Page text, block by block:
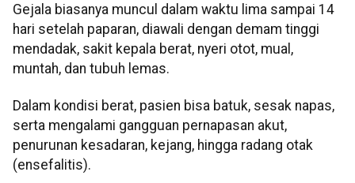
Gejala biasanya muncul dalam waktu lima sampai 14
hari setelah paparan, diawali dengan demam tinggi
mendadak, sakit kepala berat, nyeri otot, mual,
muntah, dan tubuh lemas.
Dalam kondisi berat, pasien bisa batuk, sesak napas,
serta mengalami gangguan pernapasan akut,
penurunan kesadaran, kejang, hingga radang otak
(ensefalitis).